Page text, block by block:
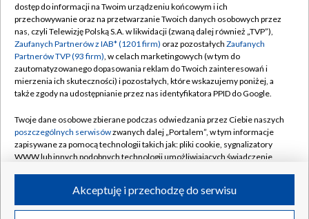
GORZÓW WLKP. / KATOWICE / KIELCE
KRAKÓW / LUBLIN / ŁÓDŹ / OLSZTYN
OPOLE
POZNAŃ / RZESZÓW
SZCZECIN / WARSZAWA / WROCŁAW
Dołącz do nas:
TVP
Abonament TVP
Regulamin TVP
dostęp do informacji na Twoim urządzeniu końcowym i ich
przechowywanie oraz na przetwarzanie Twoich danych osobowych przez
nas, czyli Telewizję Polską S.A. w likwidacji (zwaną dalej również „TVP”),
Zaufanych Partnerów z IAB* (1201 firm) oraz pozostałych Zaufanych
Partnerów TVP (93 firm), w celach marketingowych (w tym do
zautomatyzowanego dopasowania reklam do Twoich zainteresowań i
mierzenia ich skuteczności) i pozostałych, które wskazujemy poniżej, a
także zgody na udostępnianie przez nas identyfikatora PPID do Google.
Twoje dane osobowe zbierane podczas odwiedzania przez Ciebie naszych
poszczególnych serwisówzwanych dalej „Portalem”, w tym informacje
zapisywane za pomocą technologii takich jak: pliki cookie, sygnalizatory
WWW lub innych podobnych technologii umożliwiających świadczenie
ruchu w Internecie.Akceptuję i przechodzę do serwisu